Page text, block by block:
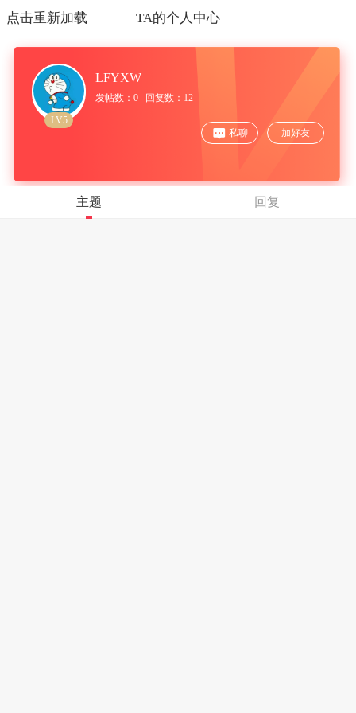
点击重新加载 TA的个人中心
LV5
LFYXW
发帖数：0 回复数：12
私聊 加好友
主题 回复